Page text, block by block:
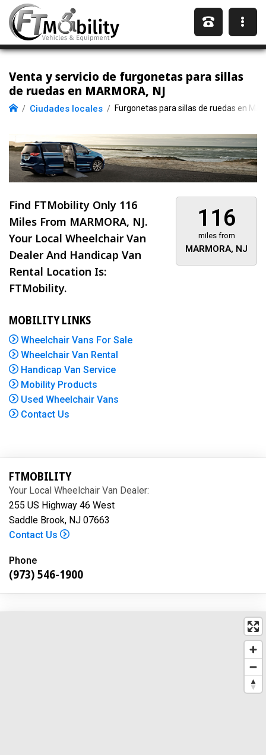
Venta y servicio de furgonetas para sillas
de ruedas en MARMORA, NJ
Ciudades locales Furgonetas para sillas de ruedas en
116
miles from
MARMORA, NJ
Find FTMobility Only 116
Miles From MARMORA, NJ.
Your Local Wheelchair Van
Dealer And Handicap Van
Rental Location Is:
FTMobility.
MOBILITY LINKS
Wheelchair Vans For Sale
Wheelchair Van Rental
Handicap Van Service
Mobility Products
Used Wheelchair Vans
Contact Us
FTMOBILITY
Your Local Wheelchair Van Dealer:
255 US Highway 46 West
Saddle Brook, NJ 07663
Contact Us
Phone
(973) 546-1900